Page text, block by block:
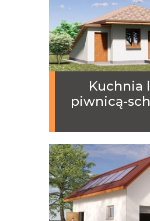
Kuchnia
piwnicą-